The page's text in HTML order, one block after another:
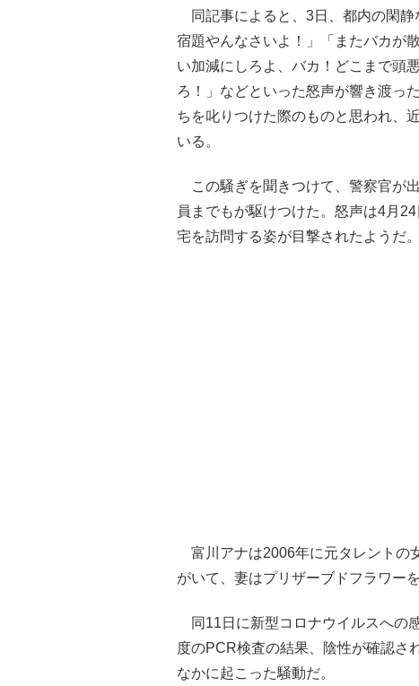
同記事によると、3日、都内の閑静
宿題やんなさいよ！」「またバカが
い加減にしろよ、バカ！どこまで頭
ろ！」などといった怒声が響き渡っ
ちを叱りつけた際のものと思われ、
いる。
この騒ぎを聞きつけて、警察官が
員までもが駆けつけた。怒声は4月
宅を訪問する姿が目撃されたようだ。
富川アナは2006年に元タレントの
がいて、妻はプリザーブドフラワー
同11日に新型コロナウイルスへの
度のPCR検査の結果、陰性が確認さ
なかに起こった騒動だ。